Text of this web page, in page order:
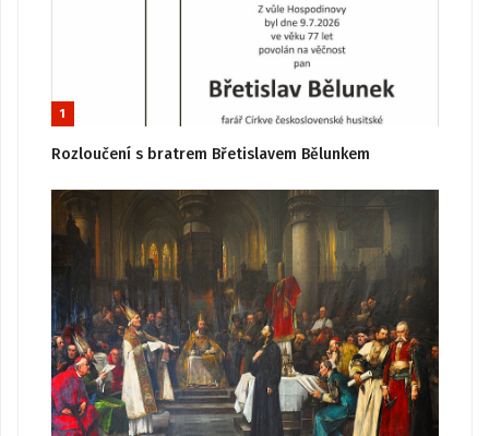
1
Rozloučení s bratrem Břetislavem Bělunkem